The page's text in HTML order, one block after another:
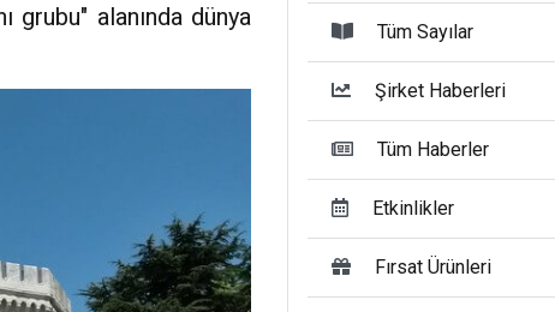
alanında dünya
Tüm Sayılar
Şirket Haberleri
Tüm Haberler
Etkinlikler
Fırsat Ürünleri